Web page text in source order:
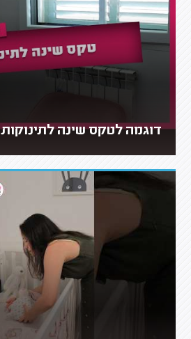
דוגמה לטקס שינה לתינוקות